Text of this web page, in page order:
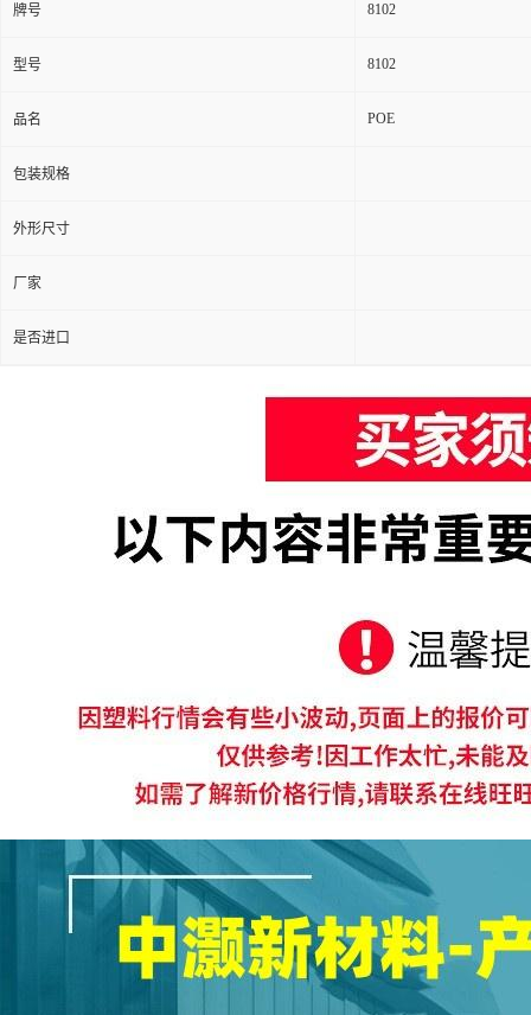
牌号 8102
型号 8102
品名 POE
包装规格
外形尺寸
厂家
是否进口